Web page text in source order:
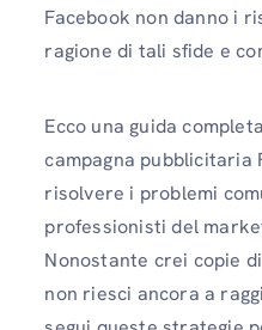
Facebook non danno i
ragione di tali sfide e
Ecco una guida
campagna pubblicitaria
risolvere i problemi
professionisti del
Nonostante crei copie
non riesci ancora a